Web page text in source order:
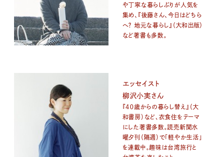
や丁寧な暮らしぶりが人気を
集め、『後藤さん、今日はどちら
へ？ 地元な暮らし』（大和出版）
など著書も多数。
エッセイスト
柳沢小実さん
『40歳からの暮らし替え』（大
和書房）など、衣食住をテーマ
にした著書多数。読売新聞水
曜夕刊（隔週）で「軽やか生活」
を連載中。趣味は台湾旅行と